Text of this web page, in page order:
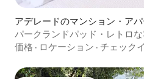
アデレードのマンション・アパ
パークランドパッド・レトロ
カイラインの眺め
価格 · ロケーション · チェック